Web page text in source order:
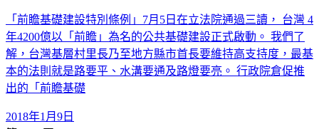
「前瞻基礎建設特別條例」7月5日在立法院通過三讀， 台灣 4
年4200億以「前瞻」為名的公共基礎建設正式啟動。 我們了
解，台灣基層村里長乃至地方縣市首長要維持高支持度，最基
本的法則就是路要平、水溝要通及路燈要亮。 行政院倉促推
出的「前瞻基礎
2018年1月9日